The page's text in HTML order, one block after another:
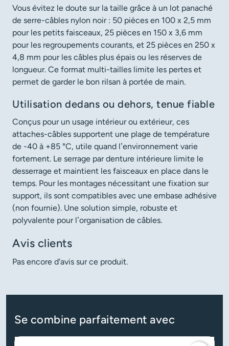
Vous évitez le doute sur la taille grâce à un lot panaché
de serre-câbles nylon noir : 50 pièces en 100 x 2,5 mm
pour les petits faisceaux, 25 pièces en 150 x 3,6 mm
pour les regroupements courants, et 25 pièces en 250 x
4,8 mm pour les câbles plus épais ou les réserves de
longueur. Ce format multi-tailles limite les pertes et
permet de garder le bon rilsan à portée de main.
Utilisation dedans ou dehors, tenue fiable
Conçus pour un usage intérieur ou extérieur, ces
attaches-câbles supportent une plage de température
de -40 à +85 °C, utile quand l’environnement varie
fortement. Le serrage par denture intérieure limite le
desserrage et maintient les faisceaux en place dans le
temps. Pour les montages nécessitant une fixation sur
support, ils sont compatibles avec une embase adhésive
(non fournie). Une solution simple, robuste et
polyvalente pour l’organisation de câbles.
Avis clients
Pas encore d'avis sur ce produit.
Se combine parfaitement avec